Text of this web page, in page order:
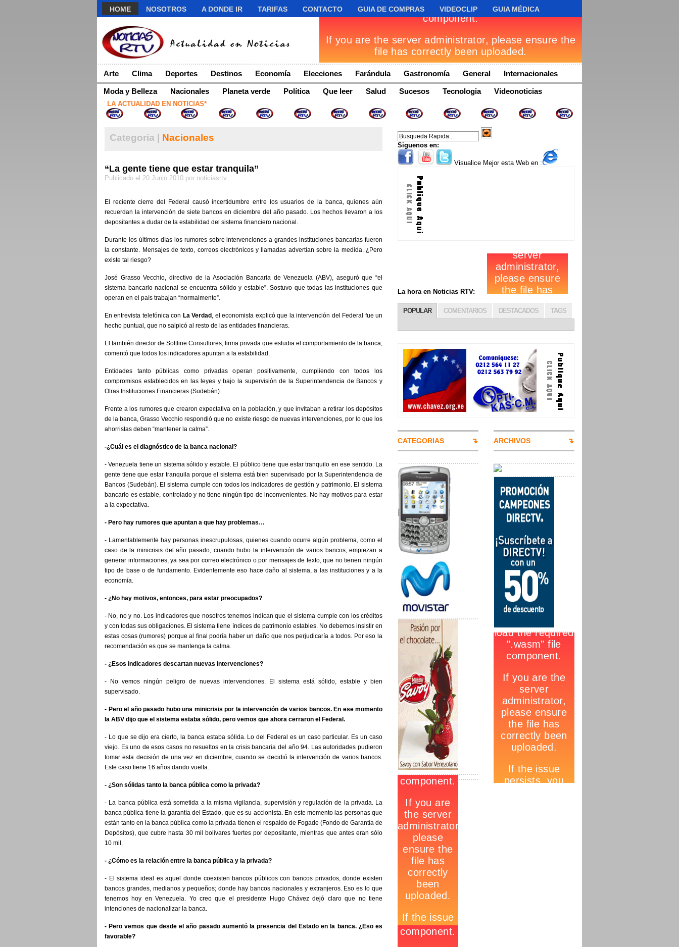
HOME NOSOTROS A DONDE IR TARIFAS CONTACTO GUIA DE COMPRAS VIDEOCLIP GUIA MÉDICA
Arte Clima Deportes Destinos Economía Elecciones Farándula Gastronomía General Internacionales
Moda y Belleza Nacionales Planeta verde Política Que leer Salud Sucesos Tecnologia Videonoticias
*NOTICIAS RTV LA ACTUALIDAD EN NOTICIAS*
Categoria | Nacionales
“La gente tiene que estar tranquila”
Publicado el 20 Junio 2010 por noticiasrtv
El reciente cierre del Federal causó incertidumbre entre los usuarios de la banca, quienes aún
recuerdan la intervención de siete bancos en diciembre del año pasado. Los hechos llevaron a los
depositantes a dudar de la estabilidad del sistema financiero nacional.
Durante los últimos días los rumores sobre intervenciones a grandes instituciones bancarias fueron
la constante. Mensajes de texto, correos electrónicos y llamadas advertían sobre la medida. ¿Pero
existe tal riesgo?
José Grasso Vecchio, directivo de la Asociación Bancaria de Venezuela (ABV), aseguró que “el
sistema bancario nacional se encuentra sólido y estable”. Sostuvo que todas las instituciones que
operan en el país trabajan “normalmente”.
En entrevista telefónica con La Verdad , el economista explicó que la intervención del Federal fue un
hecho puntual, que no salpicó al resto de las entidades financieras.
El también director de Softline Consultores, firma privada que estudia el comportamiento de la banca,
comentó que todos los indicadores apuntan a la estabilidad.
Entidades tanto públicas como privadas operan positivamente, cumpliendo con todos los
compromisos establecidos en las leyes y bajo la supervisión de la Superintendencia de Bancos y
Otras Instituciones Financieras (Sudebán).
Frente a los rumores que crearon expectativa en la población, y que invitaban a retirar los depósitos
de la banca, Grasso Vecchio respondió que no existe riesgo de nuevas intervenciones, por lo que los
ahorristas deben “mantener la calma”.
-¿Cuál es el diagnóstico de la banca nacional?
- Venezuela tiene un sistema sólido y estable. El público tiene que estar tranquilo en ese sentido. La
gente tiene que estar tranquila porque el sistema está bien supervisado por la Superintendencia de
Bancos (Sudebán). El sistema cumple con todos los indicadores de gestión y patrimonio. El sistema
bancario es estable, controlado y no tiene ningún tipo de inconvenientes. No hay motivos para estar
a la expectativa.
- Pero hay rumores que apuntan a que hay problemas…
- Lamentablemente hay personas inescrupulosas, quienes cuando ocurre algún problema, como el
caso de la minicrisis del año pasado, cuando hubo la intervención de varios bancos, empiezan a
generar informaciones, ya sea por correo electrónico o por mensajes de texto, que no tienen ningún
tipo de base o de fundamento. Evidentemente eso hace daño al sistema, a las instituciones y a la
economía.
- ¿No hay motivos, entonces, para estar preocupados?
- No, no y no. Los indicadores que nosotros tenemos indican que el sistema cumple con los créditos
y con todas sus obligaciones. El sistema tiene índices de patrimonio estables. No debemos insistir en
estas cosas (rumores) porque al final podría haber un daño que nos perjudicaría a todos. Por eso la
recomendación es que se mantenga la calma.
- ¿Esos indicadores descartan nuevas intervenciones?
- No vemos ningún peligro de nuevas intervenciones. El sistema está sólido, estable y bien
supervisado.
- Pero el año pasado hubo una minicrisis por la intervención de varios bancos. En ese momento
la ABV dijo que el sistema estaba sólido, pero vemos que ahora cerraron el Federal.
- Lo que se dijo era cierto, la banca estaba sólida. Lo del Federal es un caso particular. Es un caso
viejo. Es uno de esos casos no resueltos en la crisis bancaria del año 94. Las autoridades pudieron
tomar esta decisión de una vez en diciembre, cuando se decidió la intervención de varios bancos.
Este caso tiene 16 años dando vuelta.
- ¿Son sólidas tanto la banca pública como la privada?
- La banca pública está sometida a la misma vigilancia, supervisión y regulación de la privada. La
banca pública tiene la garantía del Estado, que es su accionista. En este momento las personas que
están tanto en la banca pública como la privada tienen el respaldo de Fogade (Fondo de Garantía de
Depósitos), que cubre hasta 30 mil bolívares fuertes por depositante, mientras que antes eran sólo
10 mil.
- ¿Cómo es la relación entre la banca pública y la privada?
- El sistema ideal es aquel donde coexisten bancos públicos con bancos privados, donde existen
bancos grandes, medianos y pequeños; donde hay bancos nacionales y extranjeros. Eso es lo que
tenemos hoy en Venezuela. Yo creo que el presidente Hugo Chávez dejó claro que no tiene
intenciones de nacionalizar la banca.
- Pero vemos que desde el año pasado aumentó la presencia del Estado en la banca. ¿Eso es
favorable?
Siguenos en:
Visualice Mejor esta Web en :
La hora en Noticias RTV:
POPULAR COMENTARIOS DESTACADOS TAGS
CATEGORIAS ARCHIVOS